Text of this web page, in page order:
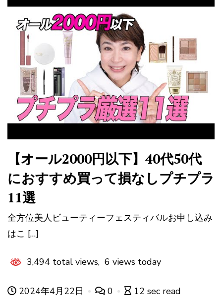
【オール2000円以下】40代50代
におすすめ買って損なしプチプラ
11選
全方位美人ビューティーフェスティバルお申し込み
はこ […]
3,494 total views, 6 views today
2024年4月22日 0 12 sec read